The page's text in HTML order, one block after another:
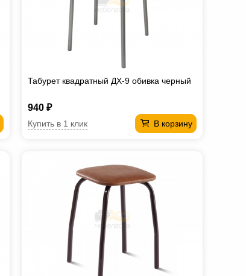
Табурет квадратный ДХ-9 обивка черный
940 ₽
В корзину
Купить в 1 клик